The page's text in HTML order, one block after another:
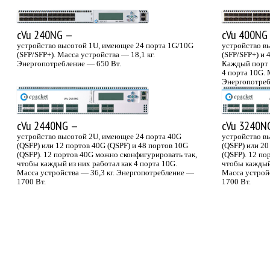
cVu 240NG —
устройство высотой 1U, имеющее 24 порта 1G/10G
(SFP/SFP+). Масса устройства — 18,1 кг.
Энергопотребление — 650 Вт.
cVu
устройство
(SFP/SFP+) и
Каждый порт
4 порта 10G.
cVu 2440NG —
устройство высотой 2U, имеющее 24 порта 40G
(QSFP) или 12 портов 40G (QSPF) и 48 портов 10G
(QSFP). 12 портов 40G можно сконфигурировать так,
чтобы каждый из них работал как 4 порта 10G.
Масса устройства — 36,3 кг. Энергопотребление —
1700 Вт.
cVu
устройство
(QSFP) или
(QSFP). 12
чтобы
Масса
1700 Вт.